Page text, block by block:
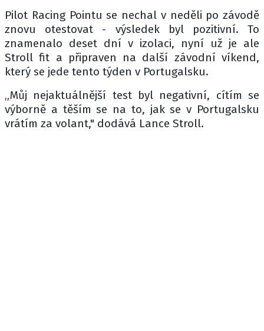
Pilot Racing Pointu se nechal v neděli po závodě
znovu otestovat - výsledek byl pozitivní. To
znamenalo deset dní v izolaci, nyní už je ale
Stroll fit a připraven na další závodní víkend,
který se jede tento týden v Portugalsku.
„Můj nejaktuálnější test byl negativní, cítím se
výborně a těším se na to, jak se v Portugalsku
vrátím za volant," dodává Lance Stroll.